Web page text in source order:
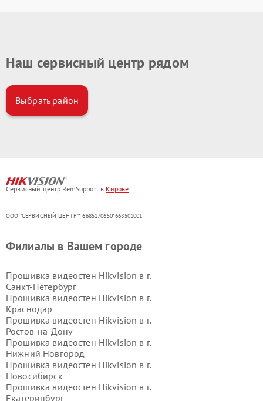
Наш сервисный центр рядом
Выбрать район
Сервисный центр RemSupport в Кирове
ООО "СЕРВИСНЫЙ ЦЕНТР"* 6685170650*668501001
Филиалы в Вашем городе
Прошивка видеостен Hikvision в г.
Санкт-Петербург
Прошивка видеостен Hikvision в г.
Краснодар
Прошивка видеостен Hikvision в г.
Ростов-на-Дону
Прошивка видеостен Hikvision в г.
Нижний Новгород
Прошивка видеостен Hikvision в г.
Новосибирск
Прошивка видеостен Hikvision в г.
Екатеринбург